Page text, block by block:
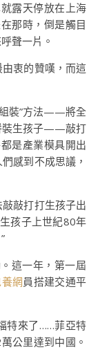
露天停放在上海
那時，倒是觸目
聲一片。
衷的贊嘆，而這
組裝”方法——將全
裝生孩子——敲打
是產業模具開出
感到不成思議，
敲打打生孩子出
孩子上世紀80年
這一年，第一屆
網員搭建交通平
特來了……菲亞特
公里達到中國。